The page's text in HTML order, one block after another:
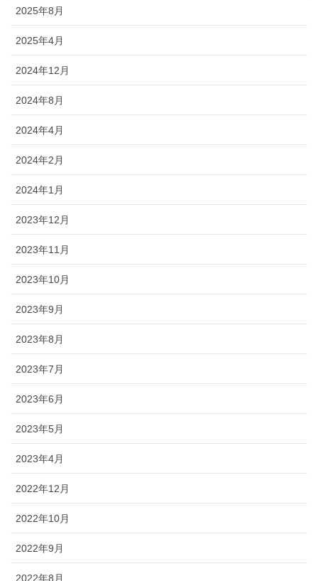
2025年8月
2025年4月
2024年12月
2024年8月
2024年4月
2024年2月
2024年1月
2023年12月
2023年11月
2023年10月
2023年9月
2023年8月
2023年7月
2023年6月
2023年5月
2023年4月
2022年12月
2022年10月
2022年9月
2022年8月